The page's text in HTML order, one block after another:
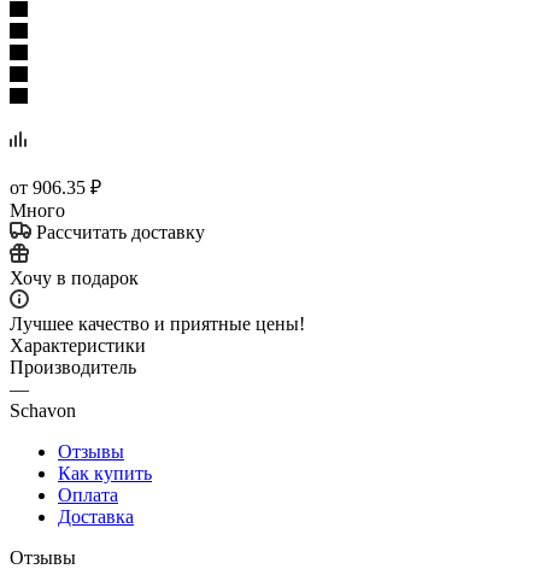
от 906.35 ₽
Много
Рассчитать доставку
Хочу в подарок
Лучшее качество и приятные цены!
Характеристики
Производитель
—
Schavon
Отзывы
Как купить
Оплата
Доставка
Отзывы